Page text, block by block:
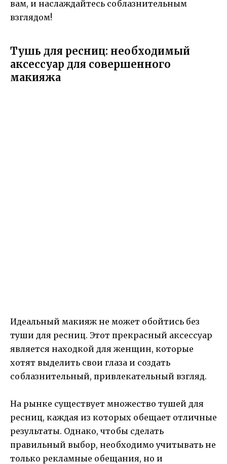
вам, и наслаждайтесь соблазнительным
взглядом!
Тушь для ресниц: необходимый
аксессуар для совершенного
макияжа
Идеальный макияж не может обойтись без
туши для ресниц. Этот прекрасный аксессуар
является находкой для женщин, которые
хотят выделить свои глаза и создать
соблазнительный, привлекательный взгляд.
На рынке существует множество тушей для
ресниц, каждая из которых обещает отличные
результаты. Однако, чтобы сделать
правильный выбор, необходимо учитывать не
только рекламные обещания, но и